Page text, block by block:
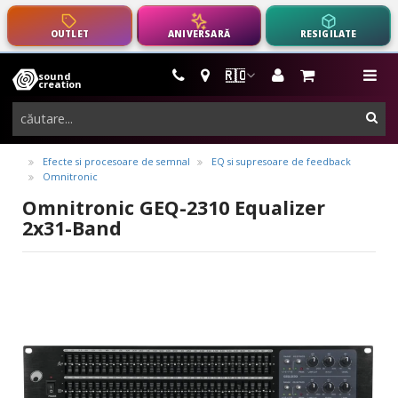
OUTLET ANIVERSARĂ RESIGILATE
🇷🇴
sound
creation
instrumente
muzicale,
echipamente
pro-
audio
Efecte si procesoare de semnal
EQ si supresoare de feedback
Omnitronic
Omnitronic GEQ-2310 Equalizer
2x31-Band